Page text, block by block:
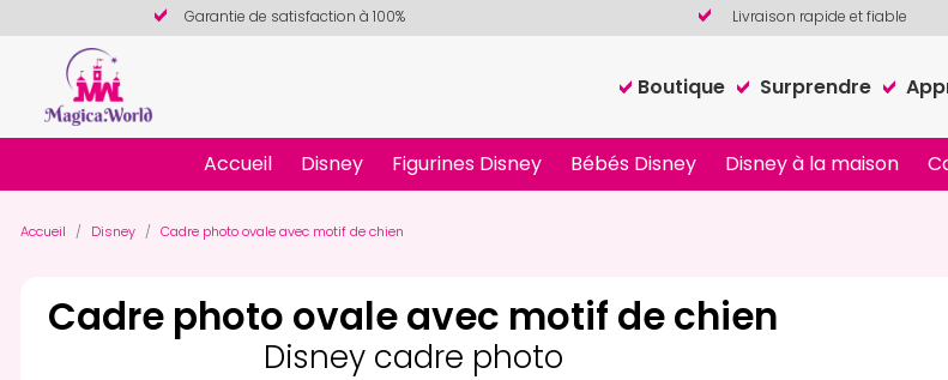
Garantie de satisfaction à 100% Livraison rapide et fiable
Boutique Surprendre
Accueil Disney Figurines Disney Bébés Disney Disney à la maison
Accueil Disney Cadre photo ovale avec motif de chien
Cadre photo ovale avec motif de chien
Disney cadre photo